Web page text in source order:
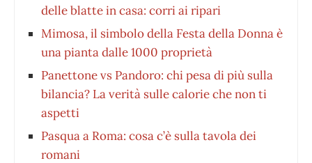
delle blatte in casa: corri ai ripari
Mimosa, il simbolo della Festa della Donna è
una pianta dalle 1000 proprietà
Panettone vs Pandoro: chi pesa di più sulla
bilancia? La verità sulle calorie che non ti
aspetti
Pasqua a Roma: cosa c’è sulla tavola dei
romani